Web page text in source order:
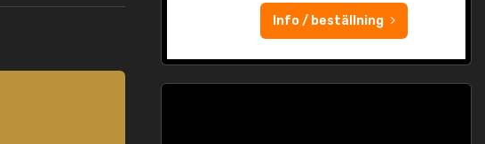
Info / beställning